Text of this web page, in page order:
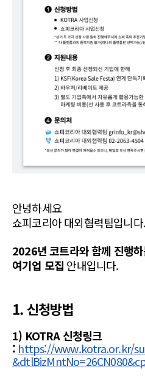
안녕하세요
쇼피코리아 대외협력팀입니다.
2026년 코트라와 함께 진행
여기업 모집 안내입니다.
1. 신청방법
1) KOTRA 신청링크
: https://www.kotra.or.kr/